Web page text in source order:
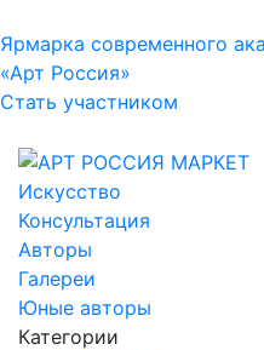
Ярмарка современного
«Арт Россия»
Стать участником
Искусство
Консультация
Авторы
Галереи
Юные авторы
Категории